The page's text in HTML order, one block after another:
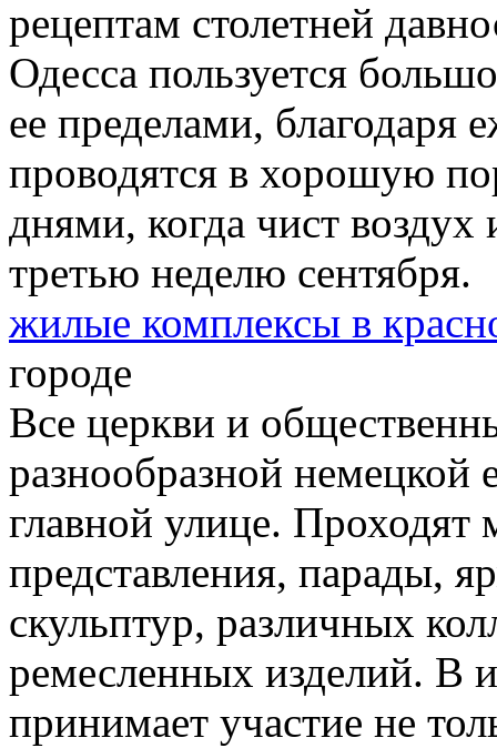
рецептам столетней
Одесса пользуется
ее пределами,
проводятся в хорошую
днями, когда чист воздух
третью неделю сентября.
жилые комплексы в
городе
Все церкви и
разнообразной немецкой
главной улице. Проходят
представления, парады,
скульптур, различных
ремесленных изделий. В
принимает участие не